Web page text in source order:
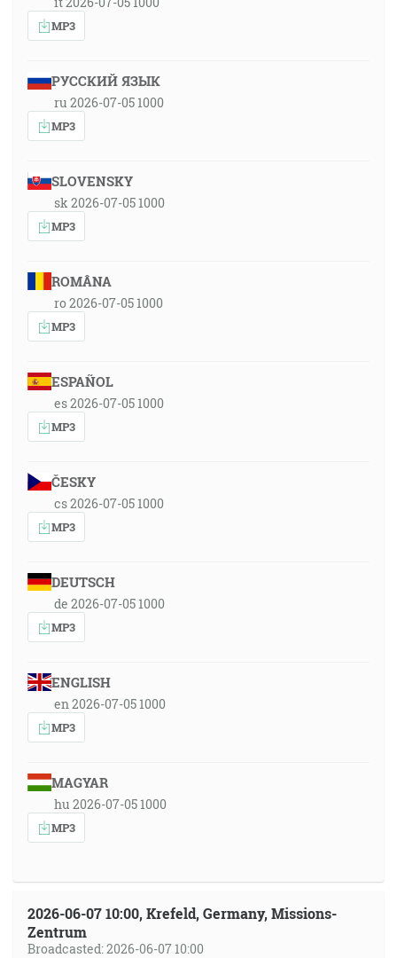
MP3
РУССКИЙ ЯЗЫК
ru 2026-07-05 1000
MP3
SLOVENSKY
sk 2026-07-05 1000
MP3
ROMÂNA
ro 2026-07-05 1000
MP3
ESPAÑOL
es 2026-07-05 1000
MP3
ČESKY
cs 2026-07-05 1000
MP3
DEUTSCH
de 2026-07-05 1000
MP3
ENGLISH
en 2026-07-05 1000
MP3
MAGYAR
hu 2026-07-05 1000
MP3
2026-06-07 10:00, Krefeld, Germany, Missions-
Zentrum
Broadcasted: 2026-06-07 10:00